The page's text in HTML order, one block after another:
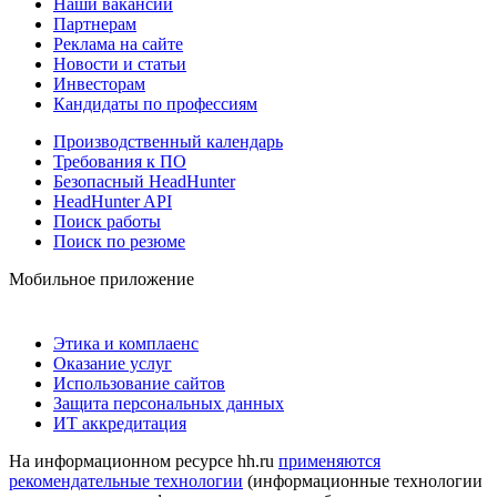
Партнерам
Реклама на сайте
Новости и статьи
Инвесторам
Кандидаты по профессиям
Производственный календарь
Требования к ПО
Безопасный HeadHunter
HeadHunter API
Поиск работы
Поиск по резюме
Мобильное приложение
Этика и комплаенс
Оказание услуг
Использование сайтов
Защита персональных данных
ИТ аккредитация
На информационном ресурсе hh.ru применяются
рекомендательные технологии (информационные технологии